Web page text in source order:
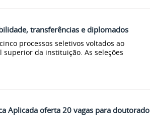
transferências e diplomados
processos seletivos voltados ao
da instituição. As seleções
Aplicada oferta 20 vagas para doutorado